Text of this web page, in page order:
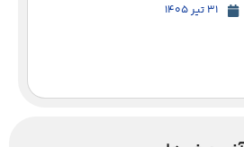
31 تیر 1405